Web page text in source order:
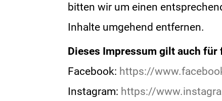
bitten wir um einen
Inhalte umgehend entfernen.
Dieses Impressum gilt auch
Facebook: https://
Instagram: https://